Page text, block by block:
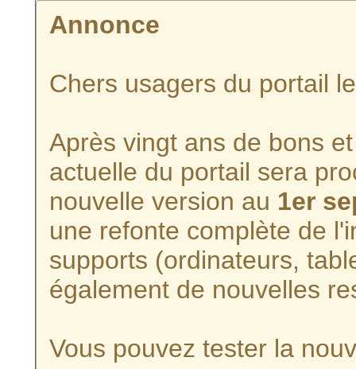
Annonce
Chers usagers du portail
Après vingt ans de bons
actuelle du portail sera
nouvelle version au 1er
une refonte complète de
supports (ordinateurs,
également de nouvelles
Vous pouvez tester la